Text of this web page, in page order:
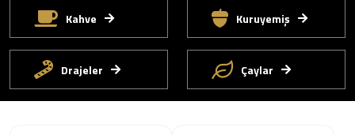
Kahve Kuruyemiş
Drajeler Çaylar